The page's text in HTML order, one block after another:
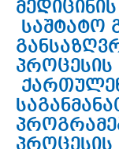
საშტატო
პროცესის
პროცესის